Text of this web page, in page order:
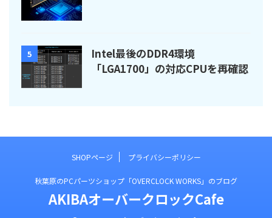
5
Intel最後のDDR4環境
「LGA1700」の対応CPUを再確認
SHOPページ プライバシーポリシー
秋葉原のPCパーツショップ「OVERCLOCK WORKS」のブログ
AKIBAオーバークロックCafe